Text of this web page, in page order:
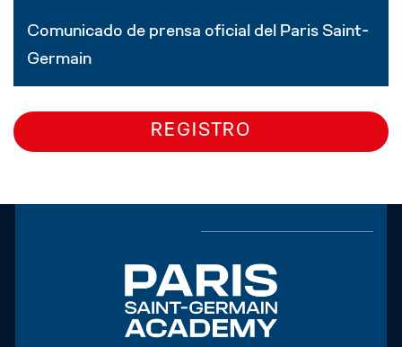
Comunicado de prensa oficial del Paris Saint-
Germain
REGISTRO